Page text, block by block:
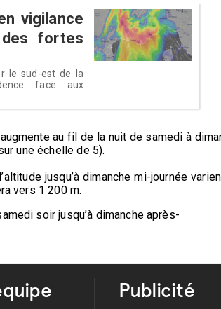
vigilance
fortes
le sud-est de la
face aux
au fil de la nuit de samedi à
une échelle de 5).
jusqu’à dimanche mi-journée
vers 1 200 m.
soir jusqu’à dimanche après-
Publicité